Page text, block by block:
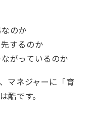
のか
するのか
がっているのか
マネジャーに「育
酷です。